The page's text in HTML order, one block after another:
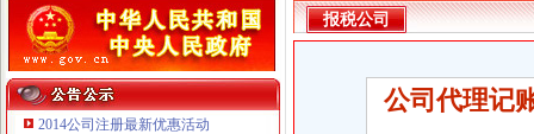
2014公司注册最新优惠活动
报税公司
公司代理记